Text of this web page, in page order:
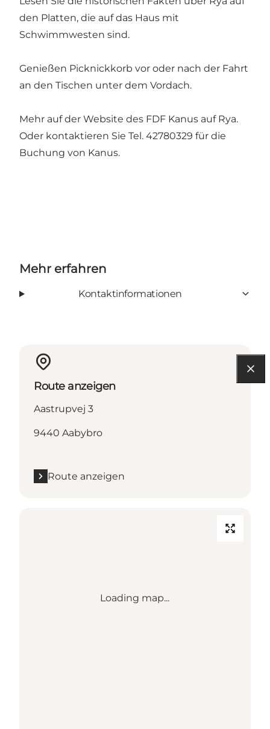
den Platten, die auf das Haus mit
Schwimmwesten sind.
Genießen Picknickkorb vor oder nach der Fahrt
an den Tischen unter dem Vordach.
Mehr auf der Website des FDF Kanus auf Rya.
Oder kontaktieren Sie Tel. 42780329 für die
Buchung von Kanus.
Mehr erfahren
Kontaktinformationen
Route anzeigen
Aastrupvej 3
9440 Aabybro
Route anzeigen
Loading map...